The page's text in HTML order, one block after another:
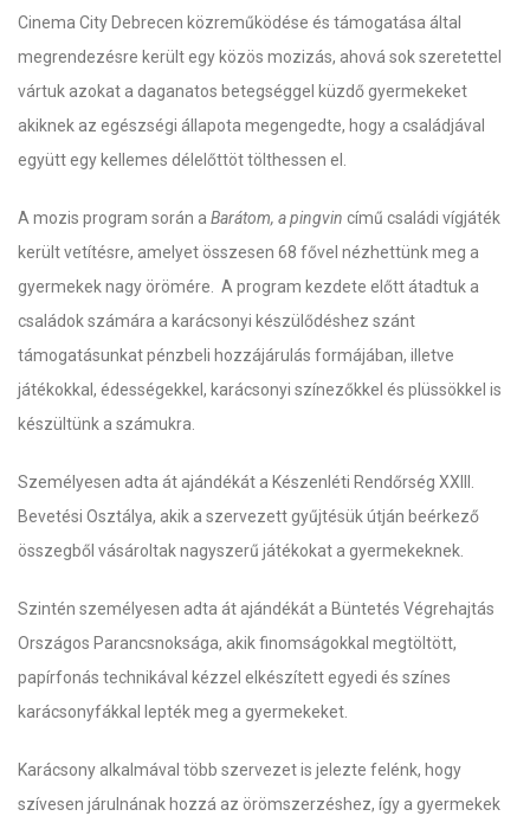
Cinema City Debrecen közreműködése és támogatása által
megrendezésre került egy közös mozizás, ahová sok szeretettel
vártuk azokat a daganatos betegséggel küzdő gyermekeket
akiknek az egészségi állapota megengedte, hogy a családjával
együtt egy kellemes délelőttöt tölthessen el.
A mozis program során a Barátom, a pingvin című családi vígjáték
került vetítésre, amelyet összesen 68 fővel nézhettünk meg a
gyermekek nagy örömére. A program kezdete előtt átadtuk a
családok számára a karácsonyi készülődéshez szánt
támogatásunkat pénzbeli hozzájárulás formájában, illetve
játékokkal, édességekkel, karácsonyi színezőkkel és plüssökkel is
készültünk a számukra.
Személyesen adta át ajándékát a Készenléti Rendőrség XXIII.
Bevetési Osztálya, akik a szervezett gyűjtésük útján beérkező
összegből vásároltak nagyszerű játékokat a gyermekeknek.
Szintén személyesen adta át ajándékát a Büntetés Végrehajtás
Országos Parancsnoksága, akik finomságokkal megtöltött,
papírfonás technikával kézzel elkészített egyedi és színes
karácsonyfákkal lepték meg a gyermekeket.
Karácsony alkalmával több szervezet is jelezte felénk, hogy
szívesen járulnának hozzá az örömszerzéshez, így a gyermekek